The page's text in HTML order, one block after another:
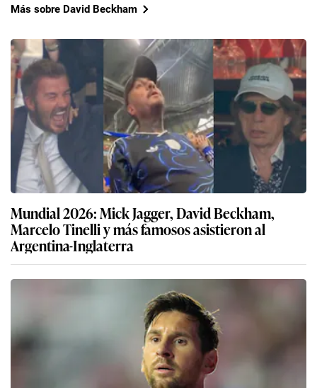
Más sobre David Beckham
Mundial 2026: Mick Jagger, David Beckham,
Marcelo Tinelli y más famosos asistieron al
Argentina-Inglaterra